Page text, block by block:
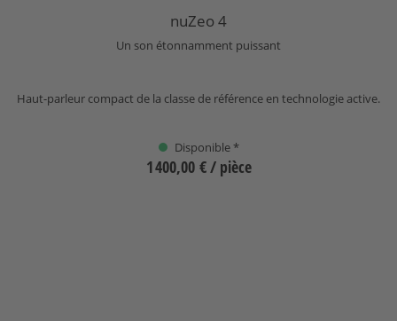
Note moyenne de 5 sur 5 étoiles
nuZeo 4
Un son étonnamment puissant
Haut-parleur compact de la classe de référence en technologie active.
Disponible *
1 400,00 €/ pièce